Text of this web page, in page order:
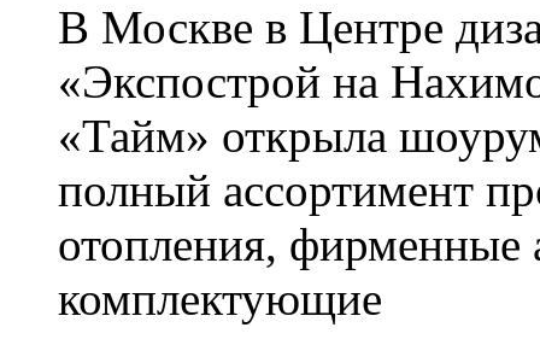
В Москве в Центре
«Экспострой на
«Тайм» открыла
полный ассортимент
отопления, фирменные
комплектующие